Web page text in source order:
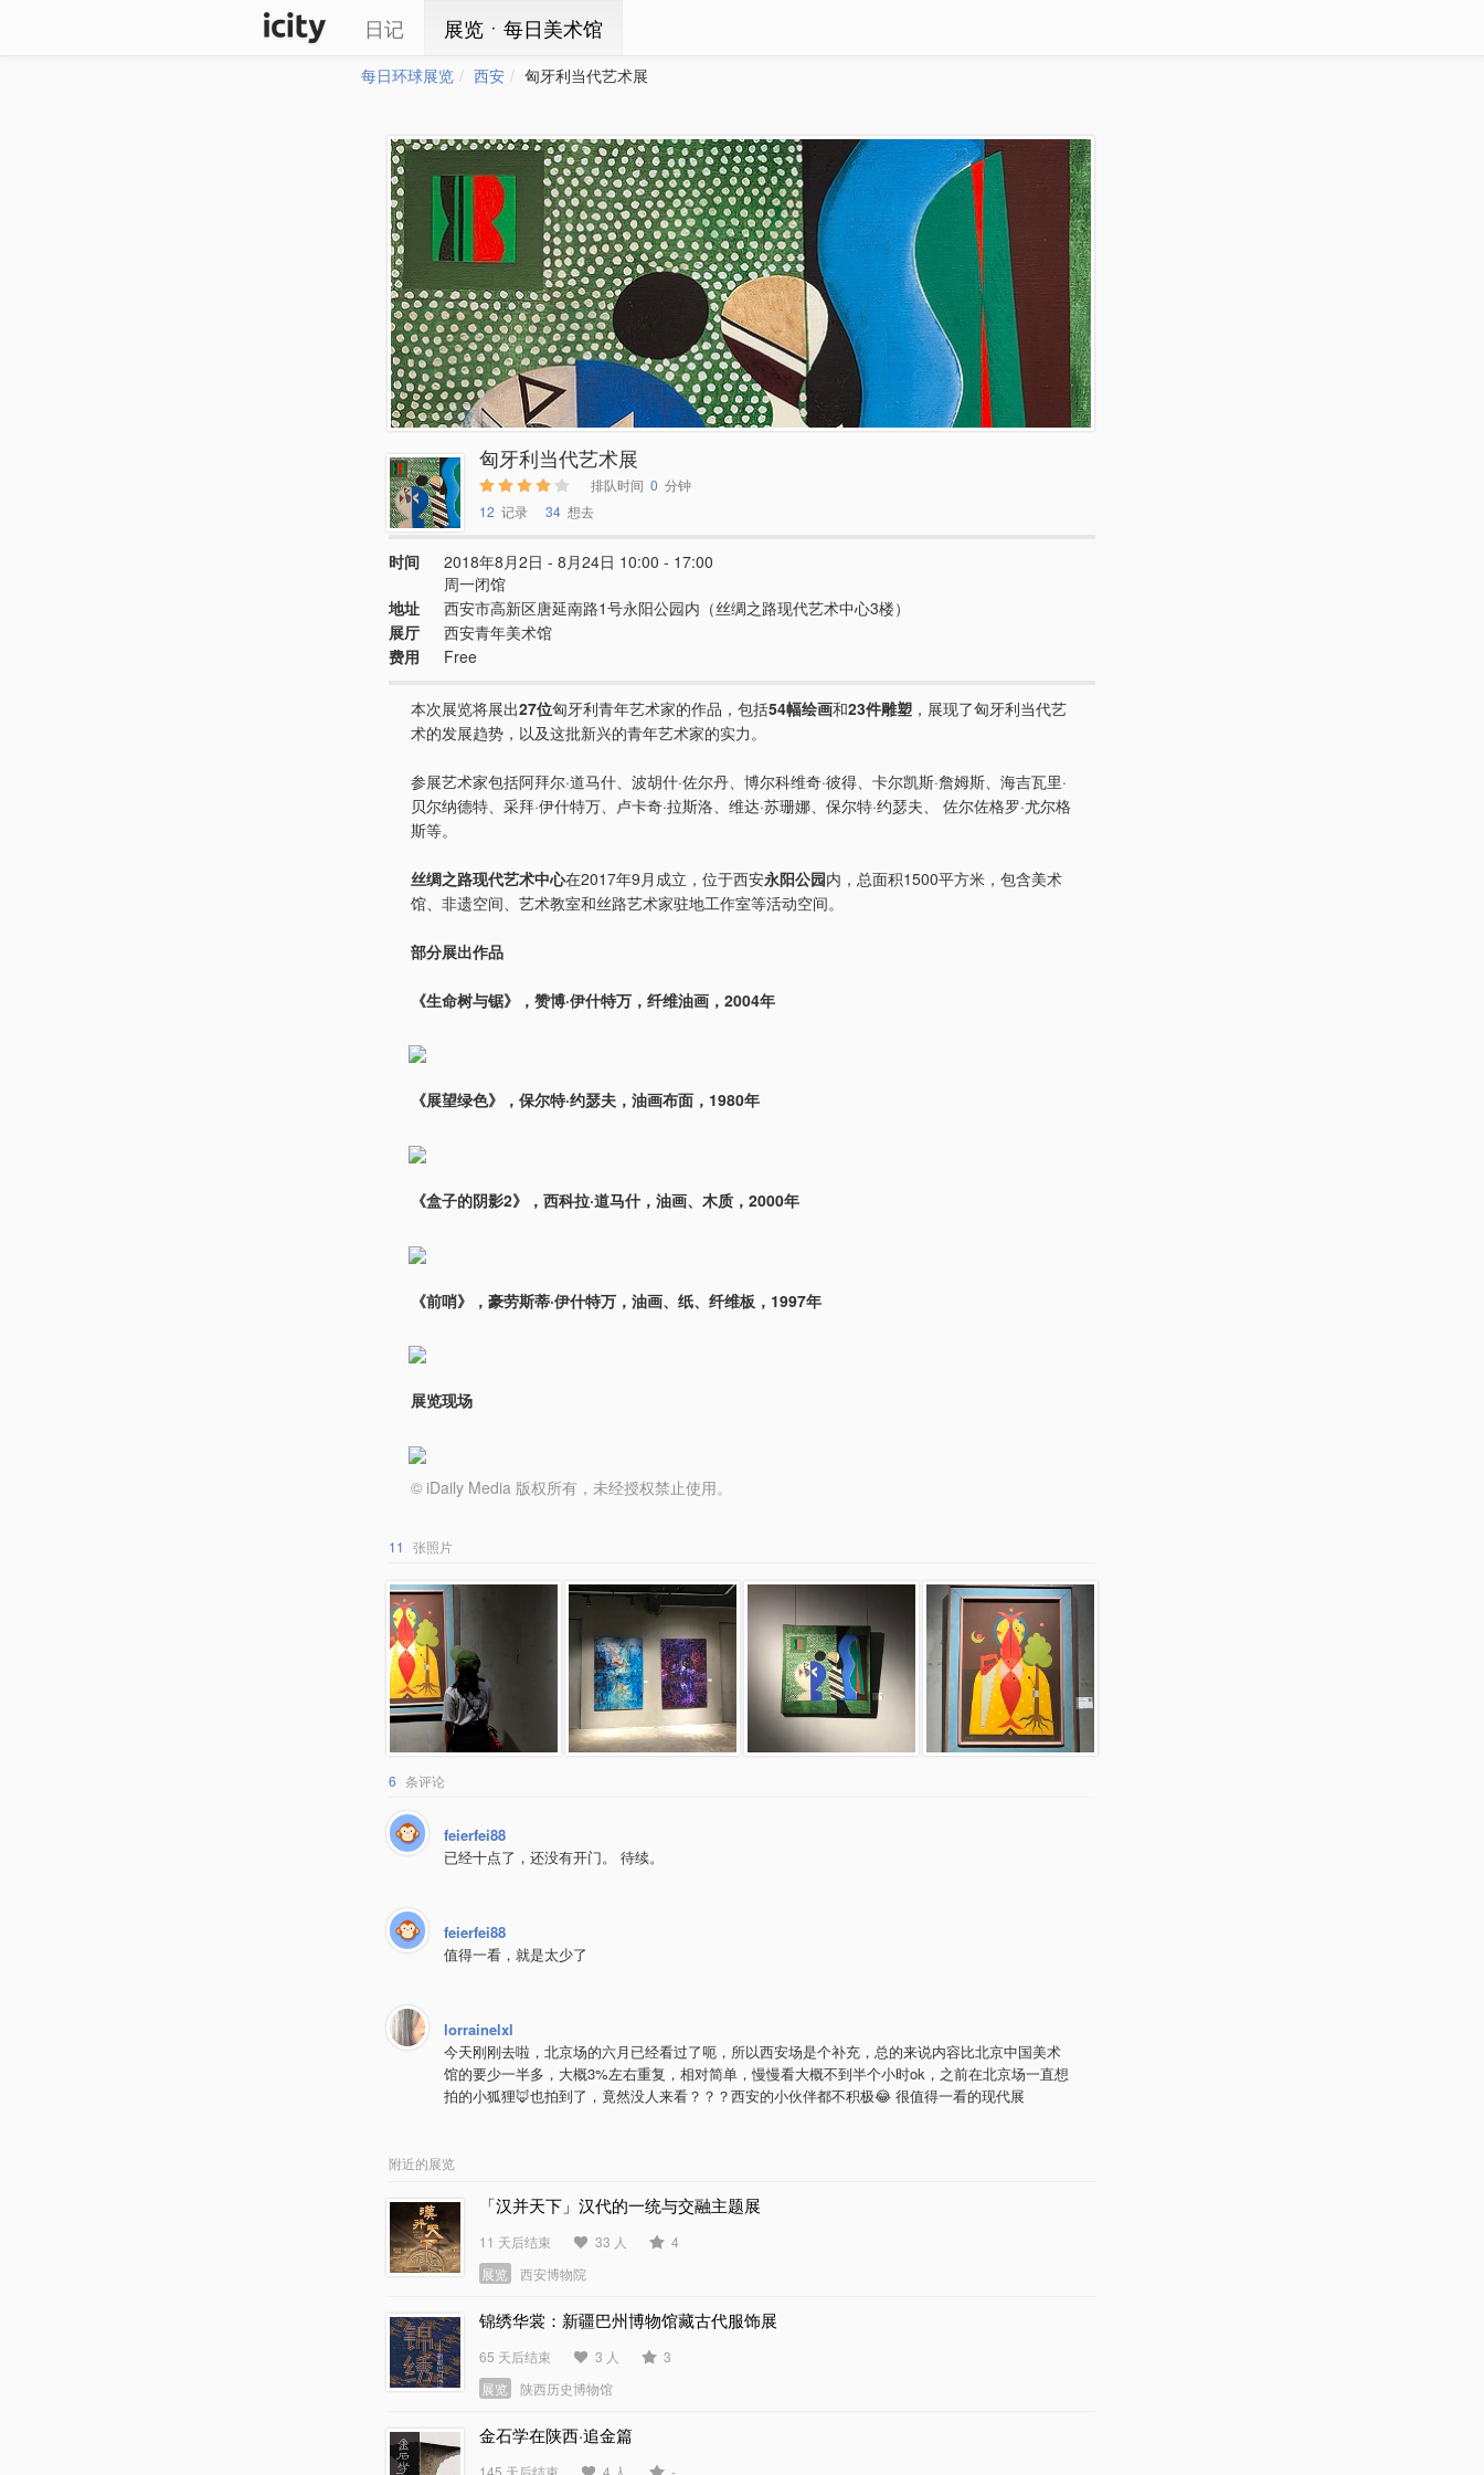
日记 展览ㆍ每日美术馆
每日环球展览 西安 匈牙利当代艺术展
匈牙利当代艺术展
排队时间 0 分钟
12 记录 34 想去
时间
2018年8月2日 - 8月24日 10:00 - 17:00
周一闭馆
地址
西安市高新区唐延南路1号永阳公园内（丝绸之路现代艺术中心3楼）
展厅
西安青年美术馆
费用
Free
本次展览将展出27位匈牙利青年艺术家的作品，包括54幅绘画和23件雕塑 ，展现了匈牙利当代艺
术的发展趋势，以及这批新兴的青年艺术家的实力。
参展艺术家包括阿拜尔·道马什、波胡什·佐尔丹、博尔科维奇·彼得、卡尔凯斯·詹姆斯、海吉瓦里·
贝尔纳德特、采拜·伊什特万、卢卡奇·拉斯洛、维达·苏珊娜、保尔特·约瑟夫、 佐尔佐格罗·尤尔格
斯等。
丝绸之路现代艺术中心在2017年9月成立，位于西安永阳公园内，总面积1500平方米，包含美术
馆、非遗空间、艺术教室和丝路艺术家驻地工作室等活动空间。
部分展出作品
《生命树与锯》，赞博·伊什特万，纤维油画，2004年
《展望绿色》，保尔特·约瑟夫，油画布面，1980年
《盒子的阴影2》，西科拉·道马什，油画、木质，2000年
《前哨》，豪劳斯蒂·伊什特万，油画、纸、纤维板，1997年
展览现场
© iDaily Media 版权所有，未经授权禁止使用。
11 张照片
6 条评论
feierfei88
已经十点了，还没有开门。 待续。
feierfei88
值得一看，就是太少了
lorrainelxl
今天刚刚去啦，北京场的六月已经看过了呃，所以西安场是个补充，总的来说内容比北京中国美术
馆的要少一半多，大概3%左右重复，相对简单，慢慢看大概不到半个小时ok，之前在北京场一直想
拍的小狐狸🦊也拍到了，竟然没人来看？？？西安的小伙伴都不积极😂 很值得一看的现代展
附近的展览
「汉并天下」汉代的一统与交融主题展
11 天后结束 33 人
4
展览
西安博物院
锦绣华裳：新疆巴州博物馆藏古代服饰展
65 天后结束 3 人
3
展览
陕西历史博物馆
金石学在陕西·追金篇